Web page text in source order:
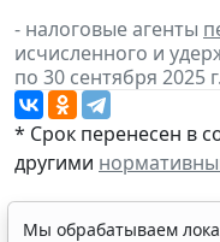
- налоговые агенты
исчисленного и
по 30 сентября 2025 г.
* Срок перенесен в
другими
Мы обрабатываем